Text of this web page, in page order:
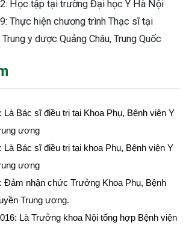
Học tập tại trường Đại học Y Hà Nội
Thực hiện chương trình Thạc sĩ tại
y dược Quảng Châu, Trung Quốc
Là Bác sĩ điều trị tại Khoa Phụ, Bệnh viện Y
ương
Là Bác sĩ điều trị tại khoa Phụ, Bệnh viện Y
ương
Đảm nhận chức Trưởng Khoa Phụ, Bệnh
Trung ương.
Là Trưởng khoa Nội tổng hợp Bệnh viện